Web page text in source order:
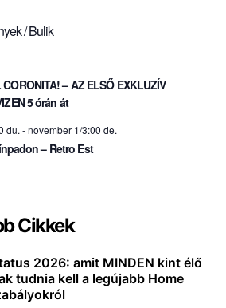
/ Bulik
– AZ ELSŐ EXKLUZÍV
5 órán át
du.-november 1/3:00 de.
– Retro Est
Cikkek
2026: amit MINDEN kint élő
tudnia kell a legújabb Home